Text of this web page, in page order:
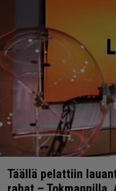
Täällä pelattiin